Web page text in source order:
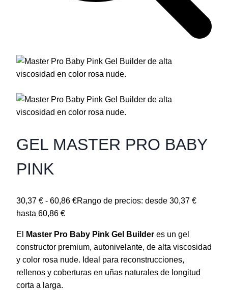
GEL MASTER PRO BABY
PINK
30,37 € - 60,86 €Rango de precios: desde 30,37 €
hasta 60,86 €
El Master Pro Baby Pink Gel Builder es un gel
constructor premium, autonivelante, de alta viscosidad
y color rosa nude. Ideal para reconstrucciones,
rellenos y coberturas en uñas naturales de longitud
corta a larga.